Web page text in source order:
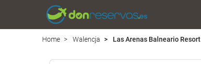
Home Walencja Las Arenas Balneario Resort